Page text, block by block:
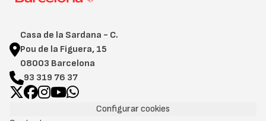
Casa de la Sardana - C.
Pou de la Figuera, 15
08003 Barcelona
93 319 76 37
Configurar cookies